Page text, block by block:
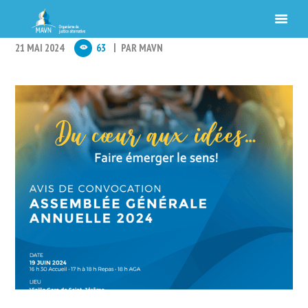
21 MAI 2024 63 PAR MAVN